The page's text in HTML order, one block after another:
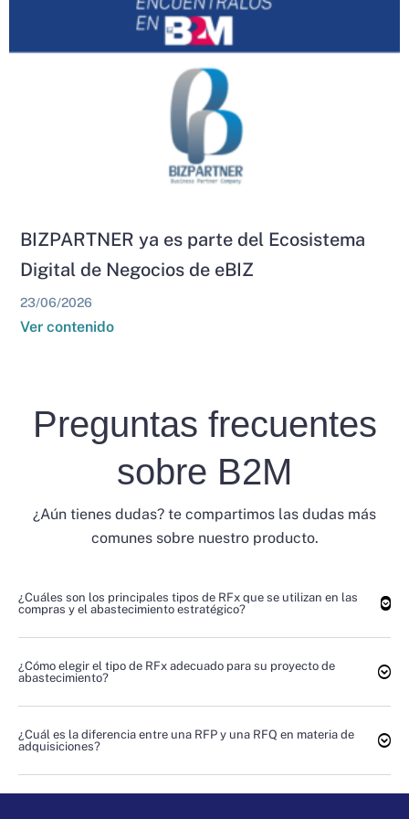
BIZPARTNER ya es parte del Ecosistema
Digital de Negocios de eBIZ
23/06/2026
Ver contenido
Preguntas frecuentes
sobre B2M
¿Aún tienes dudas? te compartimos las dudas más
comunes sobre nuestro producto.
¿Cuáles son los principales tipos de RFx que se utilizan en las
compras y el abastecimiento estratégico?
¿Cómo elegir el tipo de RFx adecuado para su proyecto de
abastecimiento?
¿Cuál es la diferencia entre una RFP y una RFQ en materia de
adquisiciones?